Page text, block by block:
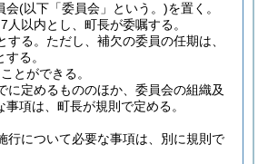
会(以下「委員会」という。)を置く。
人以内とし、町長が委嘱する。
る。 ただし、補欠の委員の任期は、
る。
とができる。
に定めるもののほか、委員会の組織及
項は、町長が規則で定める。
行について必要な事項は、別に規則で